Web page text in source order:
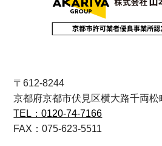
〒612-8244
京都府京都市伏見区横大路千両松
TEL：0120-74-7166
FAX：075-623-5511